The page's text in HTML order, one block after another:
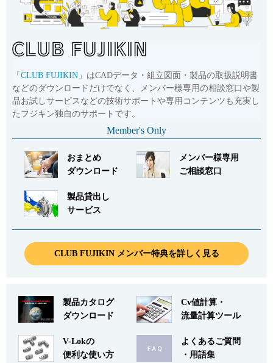
「 CLUB FUJIKIN 」はCADデータ・組立図面・製品の取扱説明書
などのダウンロードだけでなく、メンバー様専用の相談窓口や製
品お試しサービスなどの技術サポートや専用コンテンツも充実し
たフジキン独自のサポートです。
Member's Only
おまとめ
ダウンロード
メンバー様専用
ご相談窓口
製品貸出し
サービス
CLUB FUJIKIN メンバー特典を詳しく見る
製品カタログ
ダウンロード
Cv値計算・
流量計算ツール
V-Lokの
便利な使い方
よくあるご質問
・用語集